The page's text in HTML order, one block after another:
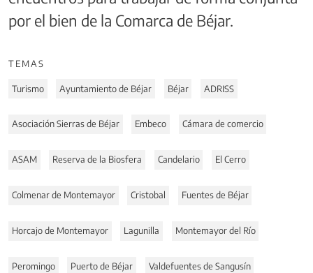
por el bien de la Comarca de Béjar.
TEMAS
Turismo Ayuntamiento de Béjar Béjar ADRISS
Asociación Sierras de Béjar Embeco Cámara de comercio
ASAM Reserva de la Biosfera Candelario El Cerro
Colmenar de Montemayor Cristobal Fuentes de Béjar
Horcajo de Montemayor Lagunilla Montemayor del Río
Peromingo Puerto de Béjar Valdefuentes de Sangusín